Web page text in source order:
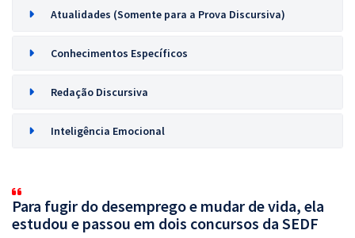
Atualidades (Somente para a Prova Discursiva)
Conhecimentos Específicos
Redação Discursiva
Inteligência Emocional
Para fugir do desemprego e mudar de vida, ela
estudou e passou em dois concursos da SEDF